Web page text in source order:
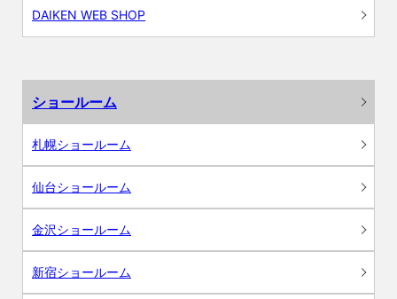
DAIKEN WEB SHOP
ショールーム
札幌ショールーム
仙台ショールーム
金沢ショールーム
新宿ショールーム